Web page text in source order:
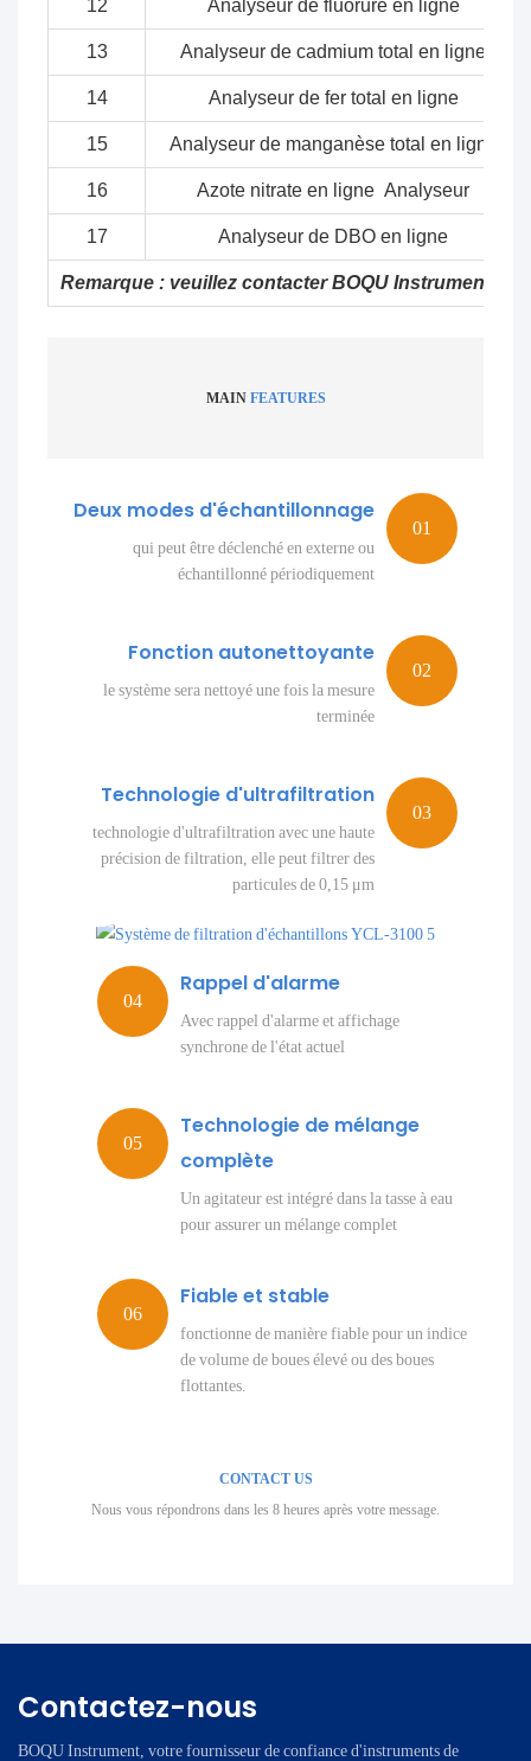
12 Analyseur de fluorure en ligne
13 Analyseur de cadmium total en ligne
14 Analyseur de fer total en ligne
15 Analyseur de manganèse total en ligne
16 Azote nitrate en ligne Analyseur
17 Analyseur de DBO en ligne
Remarque : veuillez contacter BOQU Instrument si
MAIN FEATURES
Deux modes d'échantillonnage
qui peut être déclenché en externe ou
échantillonné périodiquement
Fonction autonettoyante
le système sera nettoyé une fois la mesure
terminée
Technologie d'ultrafiltration
technologie d'ultrafiltration avec une haute
précision de filtration, elle peut filtrer des
particules de 0,15 μm
Rappel d'alarme
Avec rappel d'alarme et affichage
synchrone de l'état actuel
Technologie de mélange
complète
Un agitateur est intégré dans la tasse à eau
pour assurer un mélange complet
Fiable et stable
fonctionne de manière fiable pour un indice
de volume de boues élevé ou des boues
flottantes.
CONTACT US
Nous vous répondrons dans les 8 heures après votre message.
Contactez-nous
BOQU Instrument, votre fournisseur de confiance d'instruments de